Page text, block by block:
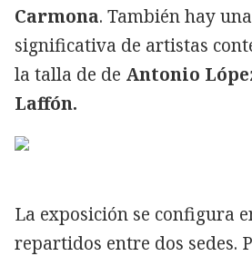
Carmona. También hay
significativa de artistas
la talla de de Antonio
Laffón.
La exposición se configura
repartidos entre dos sedes.